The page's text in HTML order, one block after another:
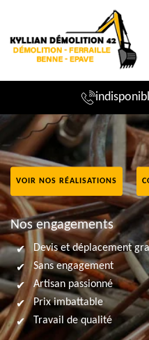
VOIR NOS RÉALISATIONS
Nos engagements
Devis et déplacement
Sans engagement
Artisan passionné
Prix imbattable
Travail de qualité